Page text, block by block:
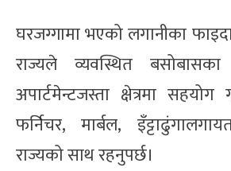
घरजग्गामा भएको लगानीका
राज्यले व्यवस्थित
अपार्टमेन्टजस्ता क्षेत्रमा सहयोग
फर्निचर, मार्बल,
राज्यको साथ रहनुपर्छ।